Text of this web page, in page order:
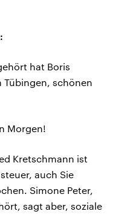
hat Boris
Tübingen, schönen
Morgen!
Kretschmann ist
auch Sie
Simone Peter,
sagt aber, soziale